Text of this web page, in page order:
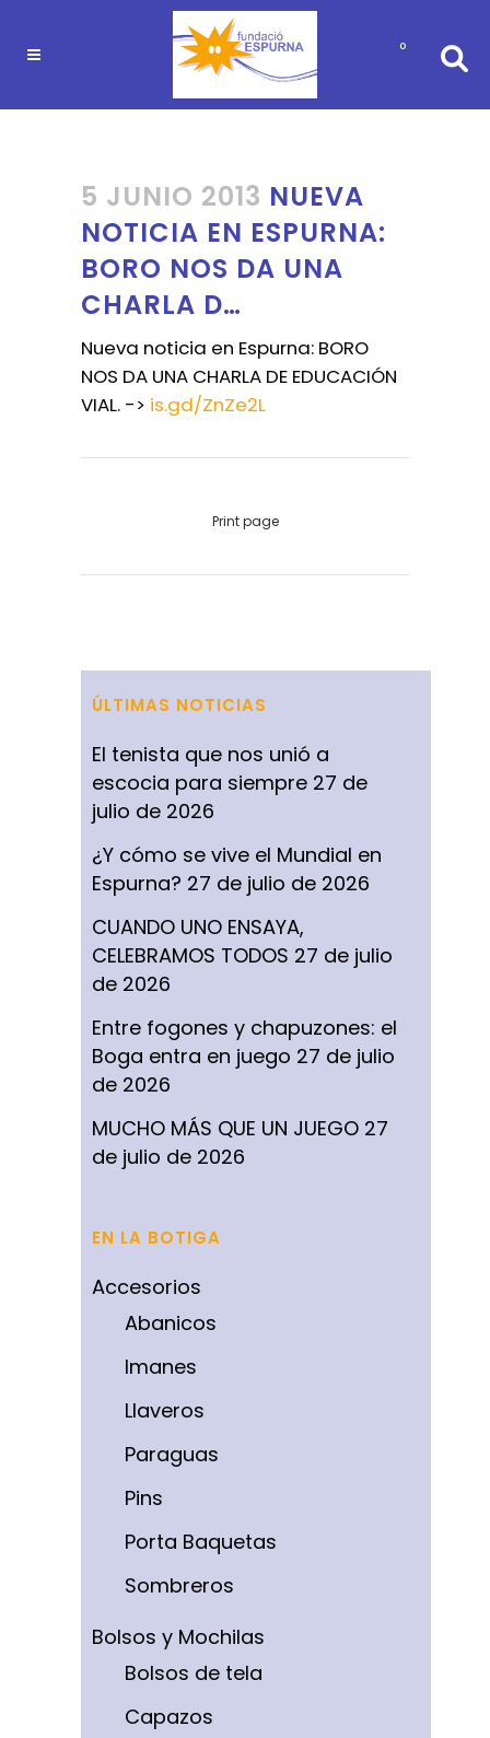
0
5 JUNIO 2013 NUEVA
NOTICIA EN ESPURNA:
BORO NOS DA UNA
CHARLA D…
Nueva noticia en Espurna: BORO
NOS DA UNA CHARLA DE EDUCACIÓN
VIAL. -> is.gd/ZnZe2L
Print page
ÚLTIMAS NOTICIAS
El tenista que nos unió a
escocia para siempre 27 de
julio de 2026
¿Y cómo se vive el Mundial en
Espurna? 27 de julio de 2026
CUANDO UNO ENSAYA,
CELEBRAMOS TODOS 27 de julio
de 2026
Entre fogones y chapuzones: el
Boga entra en juego 27 de julio
de 2026
MUCHO MÁS QUE UN JUEGO 27
de julio de 2026
EN LA BOTIGA
Accesorios
Abanicos
Imanes
Llaveros
Paraguas
Pins
Porta Baquetas
Sombreros
Bolsos y Mochilas
Bolsos de tela
Capazos